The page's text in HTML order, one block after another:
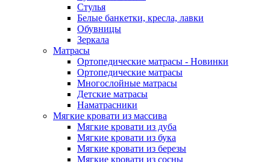
Стулья
Белые банкетки, кресла, лавки
Обувницы
Зеркала
Матрасы
Ортопедические матрасы - Новинки
Ортопедические матрасы
Многослойные матрасы
Детские матрасы
Наматрасники
Мягкие кровати из массива
Мягкие кровати из дуба
Мягкие кровати из бука
Мягкие кровати из березы
Мягкие кровати из сосны